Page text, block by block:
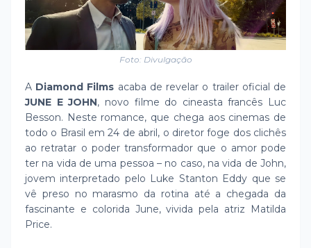
Foto: Divulgação
A Diamond Films acaba de revelar o trailer oficial de
JUNE E JOHN, novo filme do cineasta francês Luc
Besson. Neste romance, que chega aos cinemas de
todo o Brasil em 24 de abril, o diretor foge dos clichês
ao retratar o poder transformador que o amor pode
ter na vida de uma pessoa – no caso, na vida de John,
jovem interpretado pelo Luke Stanton Eddy que se
vê preso no marasmo da rotina até a chegada da
fascinante e colorida June, vivida pela atriz Matilda
Price.